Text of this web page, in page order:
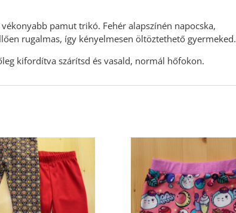
pamut trikó. Fehér alapszínén napocska,
rugalmas, így kényelmesen öltöztethető gyermeked.
kifordítva szárítsd és vasald, normál hőfokon.